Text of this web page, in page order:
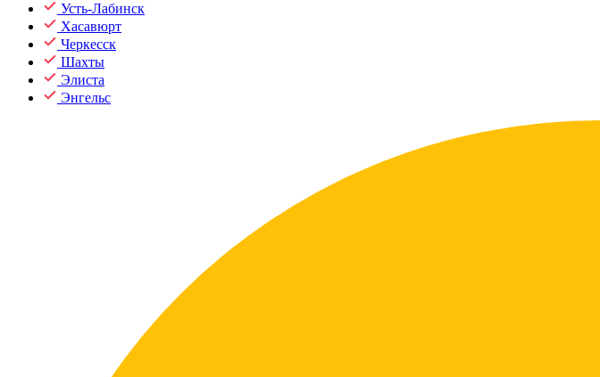
Усть-Лабинск
Хасавюрт
Черкесск
Шахты
Элиста
Энгельс